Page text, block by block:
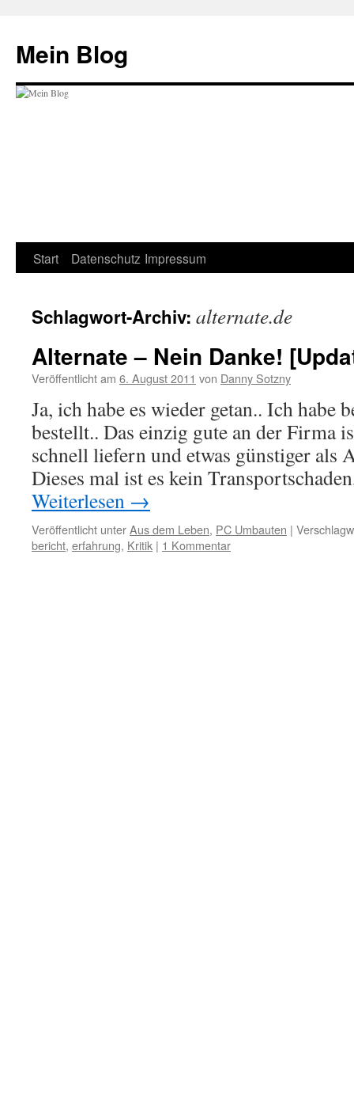
springen
Mein Blog
Start Datenschutz Impressum
Schlagwort-Archiv: alternate.de
Alternate – Nein Danke!
Veröffentlicht am 6. August 2011 von Danny Sotzny
Ja, ich habe es wieder getan.. Ich habe
bestellt.. Das einzig gute an der Firma
schnell liefern und etwas günstiger als
Dieses mal ist es kein
Weiterlesen →
Veröffentlicht unterAus dem Leben, PC Umbauten |
bericht, erfahrung, Kritik | 1 Kommentar